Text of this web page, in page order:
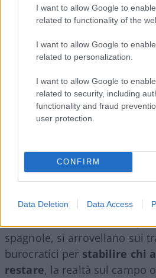
I want to allow Google to
related to functionality of the
I want to allow Google to
related to personalization.
I want to allow Google to
related to security, including
functionality and fraud
user protection.
CONFIRM
Data Deletion Data Access
Dalla lettura del pezzo
pagine il 7 agostosi possono
chiare e inequivocabili su
aspettare dando ospitalità ai
Parliamo di questi “eroi” del
alcuni si ostinano a
qualche social ha
mentre nuotano e sorridono
territorio europeo, alcuni di
un nano secondo a
spagnole, si arrovellano sui
burocratici per stabilire chi
restare, la realtà sul campo